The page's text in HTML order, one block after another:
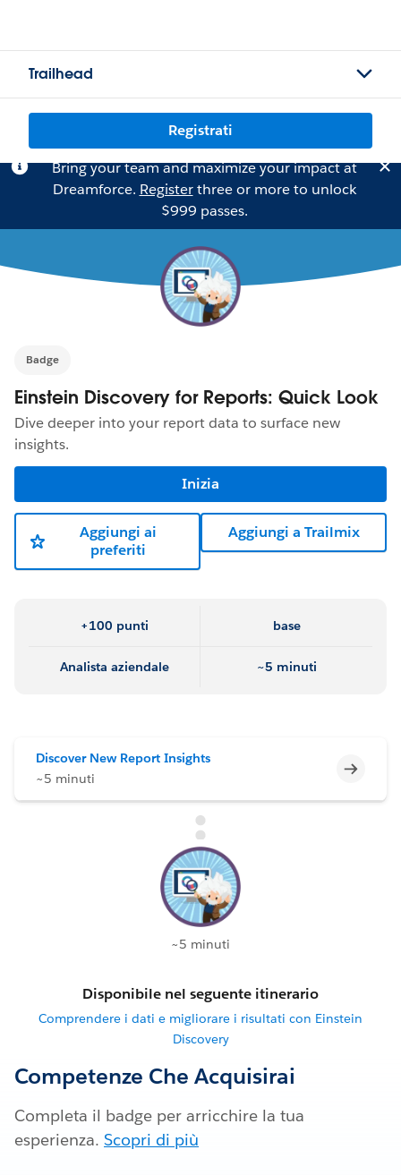
Trailhead
Registrati
Bring your team and maximize your impact at
Dreamforce. Registerthree or more to unlock
$999 passes.
Badge
Einstein Discovery for Reports: Quick Look
Dive deeper into your report data to surface new
insights.
Inizia
Aggiungi ai
preferiti
Aggiungi a Trailmix
+100 punti base
Analista aziendale ~5 minuti
Discover New Report Insights
~5 minuti
~5 minuti
Disponibile nel seguente itinerario
Comprendere i dati e migliorare i risultati con Einstein
Discovery
Competenze Che Acquisirai
Completa il badge per arricchire la tua
esperienza. Scopri di più